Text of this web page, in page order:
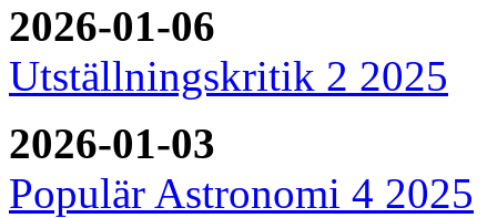
2026-01-06
Utställningskritik 2 2025
2026-01-03
Populär Astronomi 4 2025